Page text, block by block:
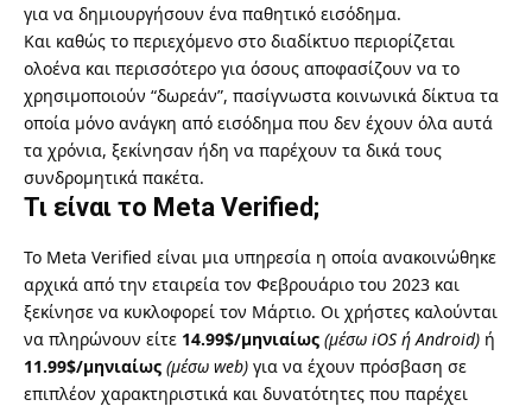
για να δημιουργήσουν ένα παθητικό εισόδημα.
Και καθώς το περιεχόμενο στο διαδίκτυο περιορίζεται
ολοένα και περισσότερο για όσους αποφασίζουν να το
χρησιμοποιούν “δωρεάν”, πασίγνωστα κοινωνικά δίκτυα τα
οποία μόνο ανάγκη από εισόδημα που δεν έχουν όλα αυτά
τα χρόνια, ξεκίνησαν ήδη να παρέχουν τα δικά τους
συνδρομητικά πακέτα.
Τι είναι το Meta Verified;
Το Meta Verified είναι μια υπηρεσία η οποία ανακοινώθηκε
αρχικά από την εταιρεία τον Φεβρουάριο του 2023 και
ξεκίνησε να κυκλοφορεί τον Μάρτιο. Οι χρήστες καλούνται
να πληρώνουν είτε 14.99$/μηνιαίως (μέσω iOS ή Android) ή
11.99$/μηνιαίως (μέσω web) για να έχουν πρόσβαση σε
επιπλέον χαρακτηριστικά και δυνατότητες που παρέχει